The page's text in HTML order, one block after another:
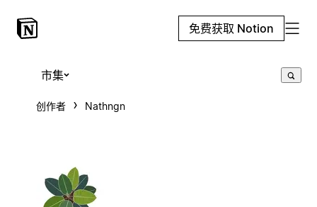
免费获取 Notion
市集
创作者 Nathngn